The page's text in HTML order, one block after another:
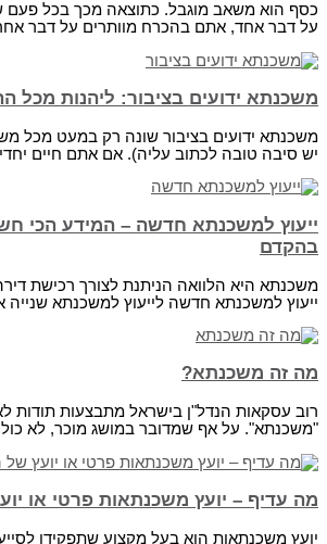
כסף הוא משאב מוגבל. כתוצאה מכך בכל פעם
על דבר אחד, אתם בהכרח מוותרים על דבר
משכנתא ידועים בציבור: ליהנות מכל
משכנתא ידועים בציבור שונה רק במעט מכל
יש סיבה טובה לכתוב עליה). אם אתם חיים יחדיו
ייעוץ למשכנתא חדשה – המידע הכי
בהקדם
משכנתא היא הלוואה הניתנת לצורך רכישת
ייעוץ למשכנתא חדשה לייעוץ למשכנתא
מה זה משכנתא?
רוב עסקאות הנדל"ן בישראל מתבצעות תודות
"משכנתא". על אף שמדובר במושג מוכר, לא
מה עדיף – יועץ משכנתאות פרטי או
יועץ משכנתאות הוא בעל מקצוע שתפקידו